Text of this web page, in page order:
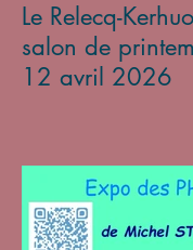
Le Relecq-
salon de
12 avril 2026